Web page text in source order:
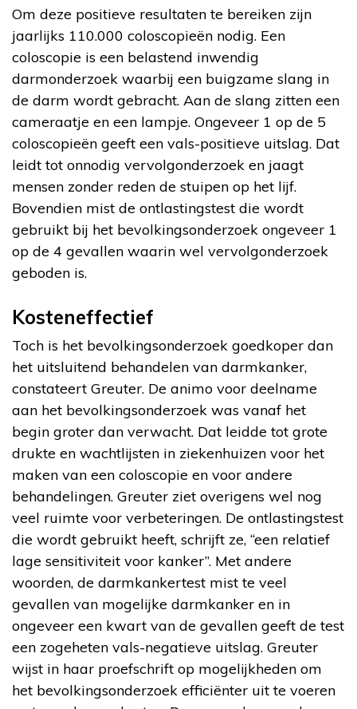
Om deze positieve resultaten te bereiken zijn
jaarlijks 110.000 coloscopieën nodig. Een
coloscopie is een belastend inwendig
darmonderzoek waarbij een buigzame slang in
de darm wordt gebracht. Aan de slang zitten een
cameraatje en een lampje. Ongeveer 1 op de 5
coloscopieën geeft een vals-positieve uitslag. Dat
leidt tot onnodig vervolgonderzoek en jaagt
mensen zonder reden de stuipen op het lijf.
Bovendien mist de ontlastingstest die wordt
gebruikt bij het bevolkingsonderzoek ongeveer 1
op de 4 gevallen waarin wel vervolgonderzoek
geboden is.
Kosteneffectief
Toch is het bevolkingsonderzoek goedkoper dan
het uitsluitend behandelen van darmkanker,
constateert Greuter. De animo voor deelname
aan het bevolkingsonderzoek was vanaf het
begin groter dan verwacht. Dat leidde tot grote
drukte en wachtlijsten in ziekenhuizen voor het
maken van een coloscopie en voor andere
behandelingen. Greuter ziet overigens wel nog
veel ruimte voor verbeteringen. De ontlastingstest
die wordt gebruikt heeft, schrijft ze, “een relatief
lage sensitiviteit voor kanker”. Met andere
woorden, de darmkankertest mist te veel
gevallen van mogelijke darmkanker en in
ongeveer een kwart van de gevallen geeft de test
een zogeheten vals-negatieve uitslag. Greuter
wijst in haar proefschrift op mogelijkheden om
het bevolkingsonderzoek efficiënter uit te voeren